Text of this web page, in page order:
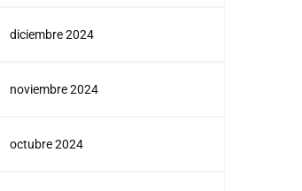
diciembre 2024
noviembre 2024
octubre 2024